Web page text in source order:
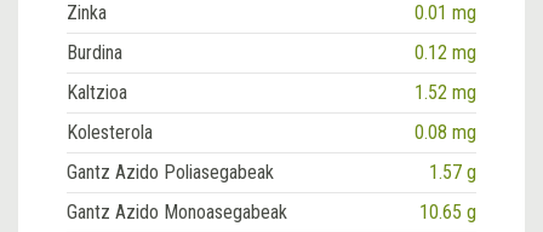
Zinka
0.01 mg
Burdina
0.12 mg
Kaltzioa
1.52 mg
Kolesterola
0.08 mg
Gantz Azido Poliasegabeak
1.57 g
Gantz Azido Monoasegabeak
10.65 g